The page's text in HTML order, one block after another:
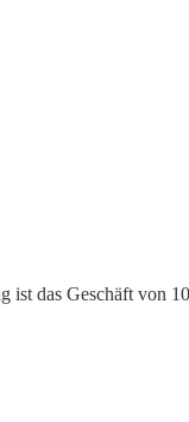
das Geschäft von